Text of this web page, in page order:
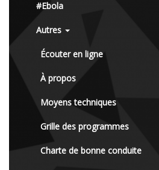
#Ebola
Autres
Écouter en ligne
À propos
Moyens techniques
Grille des programmes
Charte de bonne conduite